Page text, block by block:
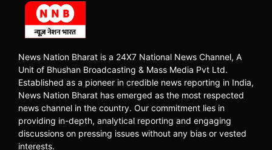
News Nation Bharat is a 24X7 National News Channel, A
Unit of Bhushan Broadcasting & Mass Media Pvt Ltd.
Established as a pioneer in credible news reporting in India,
News Nation Bharat has emerged as the most respected
news channel in the country. Our commitment lies in
providing in-depth, analytical reporting and engaging
discussions on pressing issues without any bias or vested
interests.